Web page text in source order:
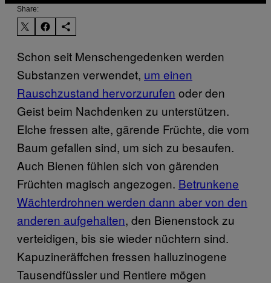
Share:
Schon seit Menschengedenken werden
Substanzen verwendet, um einen
Rauschzustand hervorzurufen oder den
Geist beim Nachdenken zu unterstützen.
Elche fressen alte, gärende Früchte, die vom
Baum gefallen sind, um sich zu besaufen.
Auch Bienen fühlen sich von gärenden
Früchten magisch angezogen. Betrunkene
Wächterdrohnen werden dann aber von den
anderen aufgehalten, den Bienenstock zu
verteidigen, bis sie wieder nüchtern sind.
Kapuzineräffchen fressen halluzinogene
Tausendfüssler und Rentiere mögen